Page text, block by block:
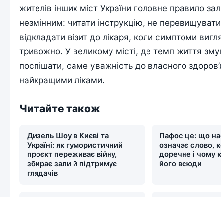
жителів інших міст України головне правило
незмінним: читати інструкцію, не
відкладати візит до лікаря, коли симптоми
тривожно. У великому місті, де темп життя
поспішати, саме уважність до власного
найкращими ліками.
Читайте також
Дизель Шоу в Києві та
Україні: як гумористичний
проєкт переживає війну,
збирає зали й підтримує
глядачів
Пафос це: що
означає слово,
доречне і чому
його всюди